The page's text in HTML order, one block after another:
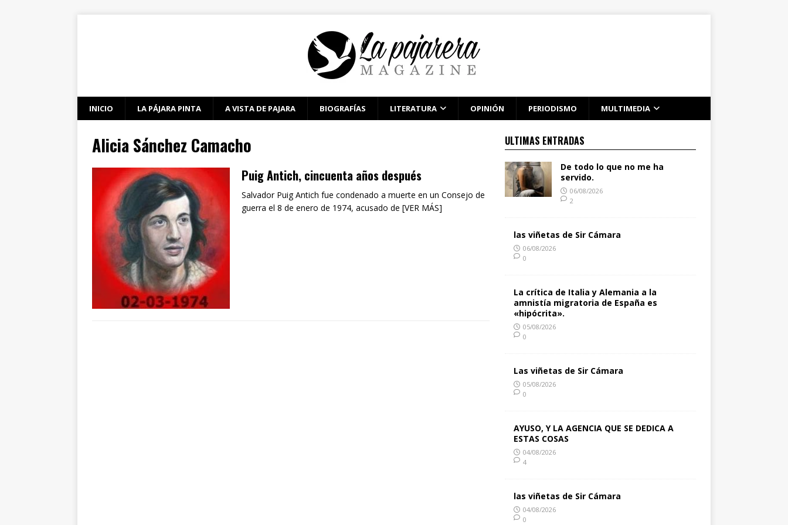
INICIO LA PÁJARA PINTA A VISTA DE PAJARA BIOGRAFÍAS LITERATURA OPINIÓN PERIODISMO MULTIMEDIA
Alicia Sánchez Camacho
Puig Antich, cincuenta años después
Salvador Puig Antich fue condenado a muerte en un Consejo de
guerra el 8 de enero de 1974, acusado de [VER MÁS]
ULTIMAS ENTRADAS
De todo lo que no me ha
servido.
06/08/2026
2
las viñetas de Sir Cámara
06/08/2026
0
La crítica de Italia y Alemania a la
amnistía migratoria de España es
«hipócrita».
05/08/2026
0
Las viñetas de Sir Cámara
05/08/2026
0
AYUSO, Y LA AGENCIA QUE SE DEDICA A
ESTAS COSAS
04/08/2026
4
las viñetas de Sir Cámara
04/08/2026
0